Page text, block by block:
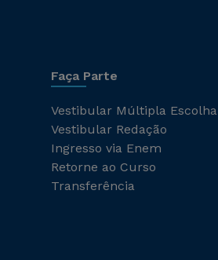
Faça Parte
Vestibular Múltipla Escolha
Vestibular Redação
Ingresso via Enem
Retorne ao Curso
Transferência